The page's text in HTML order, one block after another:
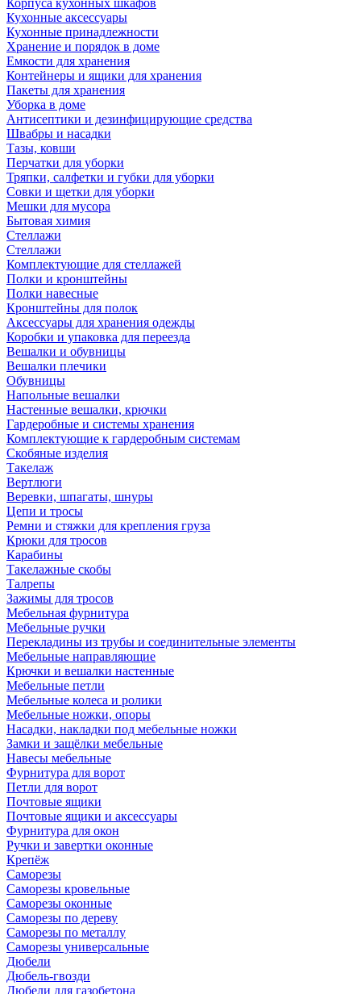
Корпуса кухонных шкафов
Кухонные аксессуары
Кухонные принадлежности
Хранение и порядок в доме
Емкости для хранения
Контейнеры и ящики для хранения
Пакеты для хранения
Уборка в доме
Антисептики и дезинфицирующие средства
Швабры и насадки
Тазы, ковши
Перчатки для уборки
Тряпки, салфетки и губки для уборки
Совки и щетки для уборки
Мешки для мусора
Бытовая химия
Стеллажи
Стеллажи
Комплектующие для стеллажей
Полки и кронштейны
Полки навесные
Кронштейны для полок
Аксессуары для хранения одежды
Коробки и упаковка для переезда
Вешалки и обувницы
Вешалки плечики
Обувницы
Напольные вешалки
Настенные вешалки, крючки
Гардеробные и системы хранения
Комплектующие к гардеробным системам
Скобяные изделия
Такелаж
Вертлюги
Веревки, шпагаты, шнуры
Цепи и тросы
Ремни и стяжки для крепления груза
Крюки для тросов
Карабины
Такелажные скобы
Талрепы
Зажимы для тросов
Мебельная фурнитура
Мебельные ручки
Перекладины из трубы и соединительные элементы
Мебельные направляющие
Крючки и вешалки настенные
Мебельные петли
Мебельные колеса и ролики
Мебельные ножки, опоры
Насадки, накладки под мебельные ножки
Замки и защёлки мебельные
Навесы мебельные
Фурнитура для ворот
Петли для ворот
Почтовые ящики
Почтовые ящики и аксессуары
Фурнитура для окон
Ручки и завертки оконные
Крепёж
Саморезы
Саморезы кровельные
Саморезы оконные
Саморезы по дереву
Саморезы по металлу
Саморезы универсальные
Дюбели
Дюбель-гвозди
Дюбели для газобетона